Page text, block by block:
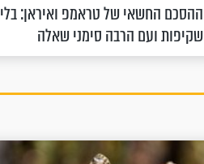
ההסכם החשאי של טראמפ ואיראן: בלי
שקיפות ועם הרבה סימני שאלה